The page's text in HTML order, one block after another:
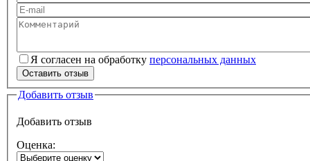
Ваше имя
Ваш e-mail
Текст вашего отзыва
Я согласен на обработку персональных данных
Персональные данные
Оставить отзыв
Добавить отзыв
Добавить отзыв
Оценка: